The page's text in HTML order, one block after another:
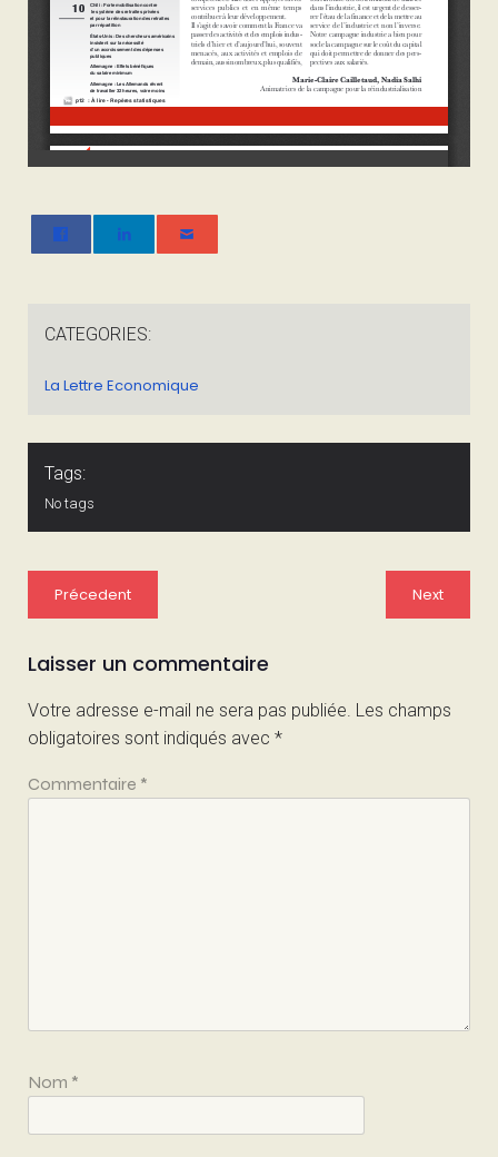
CATEGORIES:
La Lettre Economique
Tags:
No tags
Précedent Next
Laisser un commentaire
Votre adresse e-mail ne sera pas publiée. Les champs
obligatoires sont indiqués avec *
Commentaire *
Nom *